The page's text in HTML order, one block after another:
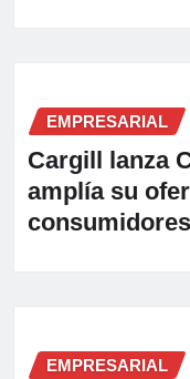
EMPRESARIAL
Cargill lanza
amplía su
EMPRESARIAL